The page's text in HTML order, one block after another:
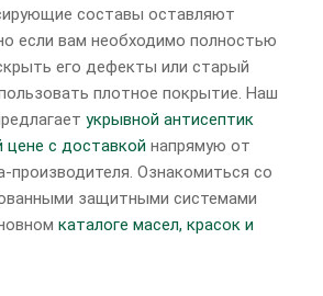
составы оставляют
если вам необходимо полностью
его дефекты или старый
плотное покрытие. Наш
укрывной антисептик
цене с доставкой напрямую от
производителя. Ознакомиться со
защитными системами
каталоге масел, красок и